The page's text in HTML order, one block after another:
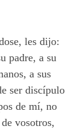
les dijo:
padre, a su
a sus
ser discípulo
de mí, no
vosotros,